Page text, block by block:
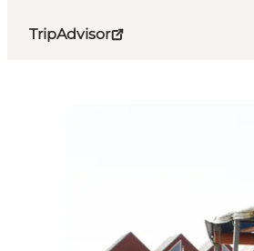
TripAdvisor